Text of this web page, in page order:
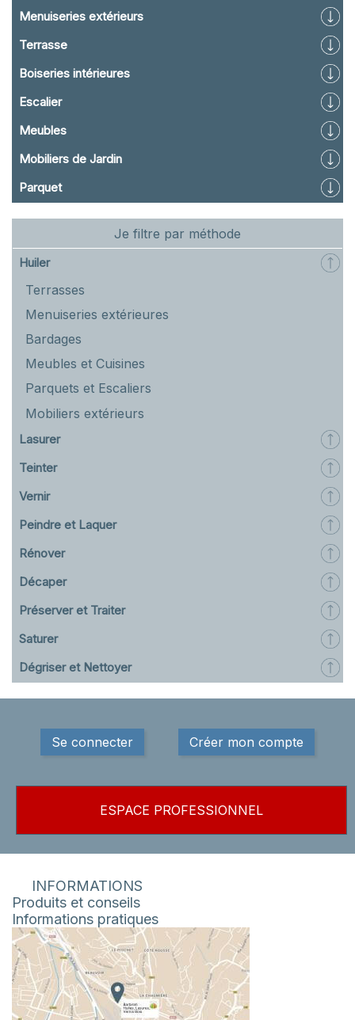
Menuiseries extérieurs
Terrasse
Boiseries intérieures
Escalier
Meubles
Mobiliers de Jardin
Parquet
Je filtre par méthode
Huiler
Terrasses
Menuiseries extérieures
Bardages
Meubles et Cuisines
Parquets et Escaliers
Mobiliers extérieurs
Lasurer
Teinter
Vernir
Peindre et Laquer
Rénover
Décaper
Préserver et Traiter
Saturer
Dégriser et Nettoyer
Se connecter Créer mon compte
ESPACE PROFESSIONNEL
INFORMATIONS
Produits et conseils
Informations pratiques